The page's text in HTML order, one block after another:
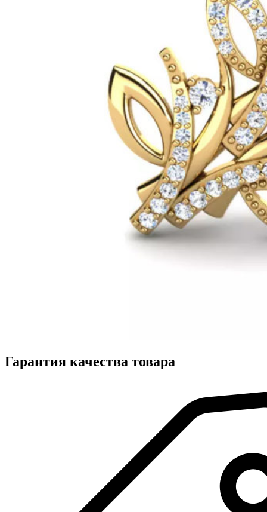
Гарантия качества товара